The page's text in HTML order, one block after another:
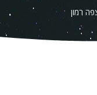
רמון